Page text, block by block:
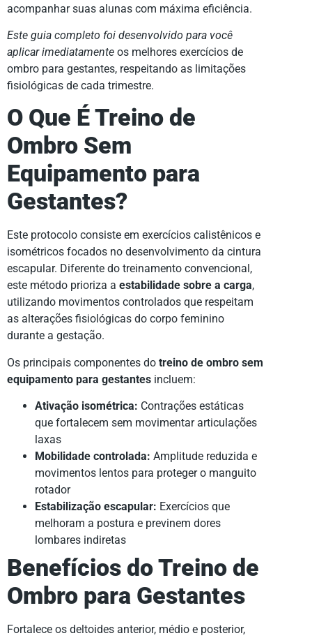
acompanhar suas alunas com máxima eficiência.
Este guia completo foi desenvolvido para você
aplicar imediatamente os melhores exercícios de
ombro para gestantes, respeitando as limitações
fisiológicas de cada trimestre.
O Que É Treino de
Ombro Sem
Equipamento para
Gestantes?
Este protocolo consiste em exercícios calistênicos e
isométricos focados no desenvolvimento da cintura
escapular. Diferente do treinamento convencional,
este método prioriza a estabilidade sobre a carga,
utilizando movimentos controlados que respeitam
as alterações fisiológicas do corpo feminino
durante a gestação.
Os principais componentes do treino de ombro sem
equipamento para gestantes incluem:
Ativação isométrica: Contrações estáticas
que fortalecem sem movimentar articulações
laxas
Mobilidade controlada: Amplitude reduzida e
movimentos lentos para proteger o manguito
rotador
Estabilização escapular: Exercícios que
melhoram a postura e previnem dores
lombares indiretas
Benefícios do Treino de
Ombro para Gestantes
Fortalece os deltoides anterior, médio e posterior,